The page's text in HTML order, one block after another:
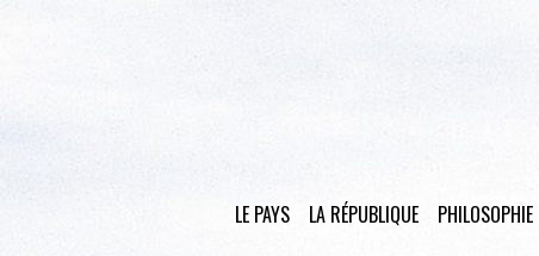
LE PAYS LA RÉPUBLIQUE PHILOSOPHIE